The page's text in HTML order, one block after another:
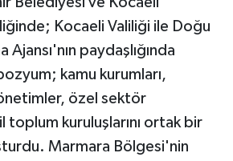
Kocaeli Valiliği ile Doğu
Ajansı'nın paydaşlığında
kamu kurumları,
özel sektör
toplum kuruluşlarını ortak bir
Marmara Bölgesi'nin